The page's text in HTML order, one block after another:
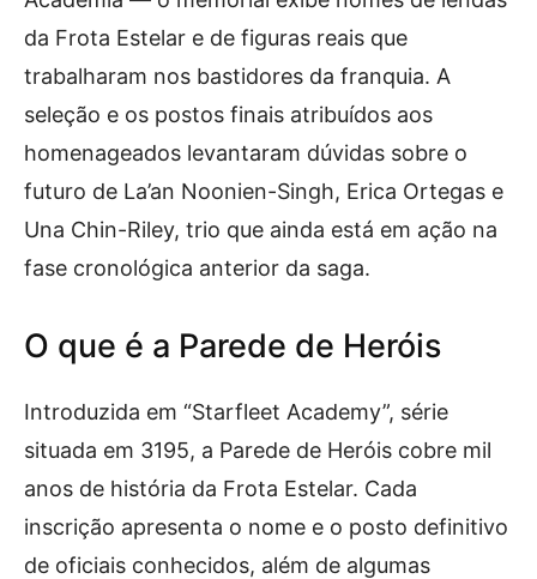
da Frota Estelar e de figuras reais que
trabalharam nos bastidores da franquia. A
seleção e os postos finais atribuídos aos
homenageados levantaram dúvidas sobre o
futuro de La’an Noonien-Singh, Erica Ortegas e
Una Chin-Riley, trio que ainda está em ação na
fase cronológica anterior da saga.
O que é a Parede de Heróis
Introduzida em “Starfleet Academy”, série
situada em 3195, a Parede de Heróis cobre mil
anos de história da Frota Estelar. Cada
inscrição apresenta o nome e o posto definitivo
de oficiais conhecidos, além de algumas